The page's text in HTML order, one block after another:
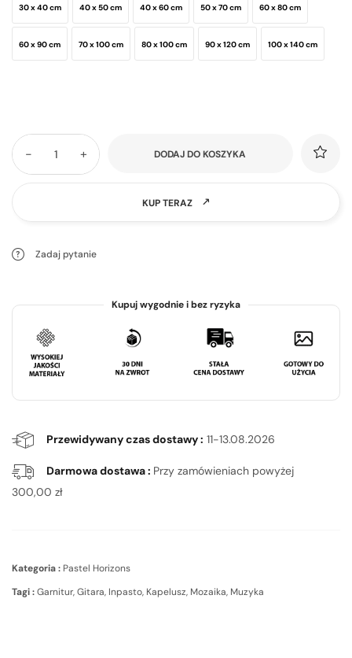
30 x 40 cm 40 x 50 cm 40 x 60 cm 50 x 70 cm 60 x 80 cm
60 x 90 cm 70 x 100 cm 80 x 100 cm 90 x 120 cm 100 x 140 cm
- + DODAJ DO KOSZYKA
KUP TERAZ
Zadaj pytanie
Kupuj wygodnie i bez ryzyka
Przewidywany czas dostawy : 11-13.08.2026
Darmowa dostawa : Przy zamówieniach powyżej
300,00 zł
Kategoria : Pastel Horizons
Tagi :Garnitur,Gitara, Inpasto, Kapelusz, Mozaika, Muzyka